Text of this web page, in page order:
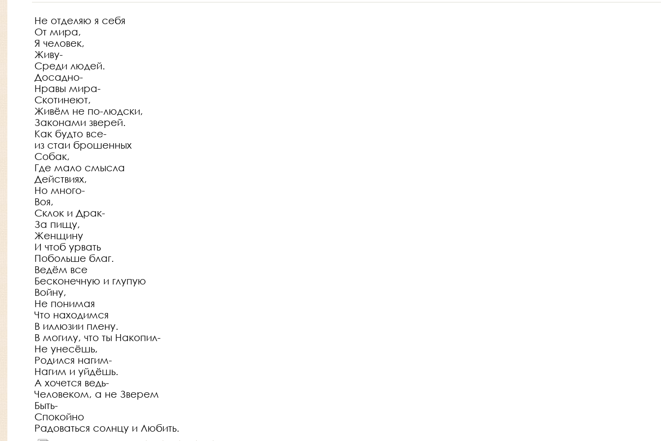
Не отделяю я себя
От мира,
Я человек,
Живу-
Среди людей.
Досадно-
Нравы мира-
Скотинеют,
Живём не по-людски,
Законами зверей.
Как будто все-
из стаи брошенных
Собак,
Где мало смысла
Действиях,
Но много-
Воя,
Склок и Драк-
За пищу,
Женщину
И чтоб урвать
Побольше благ.
Ведём все
Бесконечную и глупую
Войну,
Не понимая
Что находимся
В иллюзии плену.
В могилу, что ты Накопил-
Не унесёшь,
Родился нагим-
Нагим и уйдёшь.
А хочется ведь-
Человеком, а не Зверем
Быть-
Спокойно
Радоваться солнцу и Любить.